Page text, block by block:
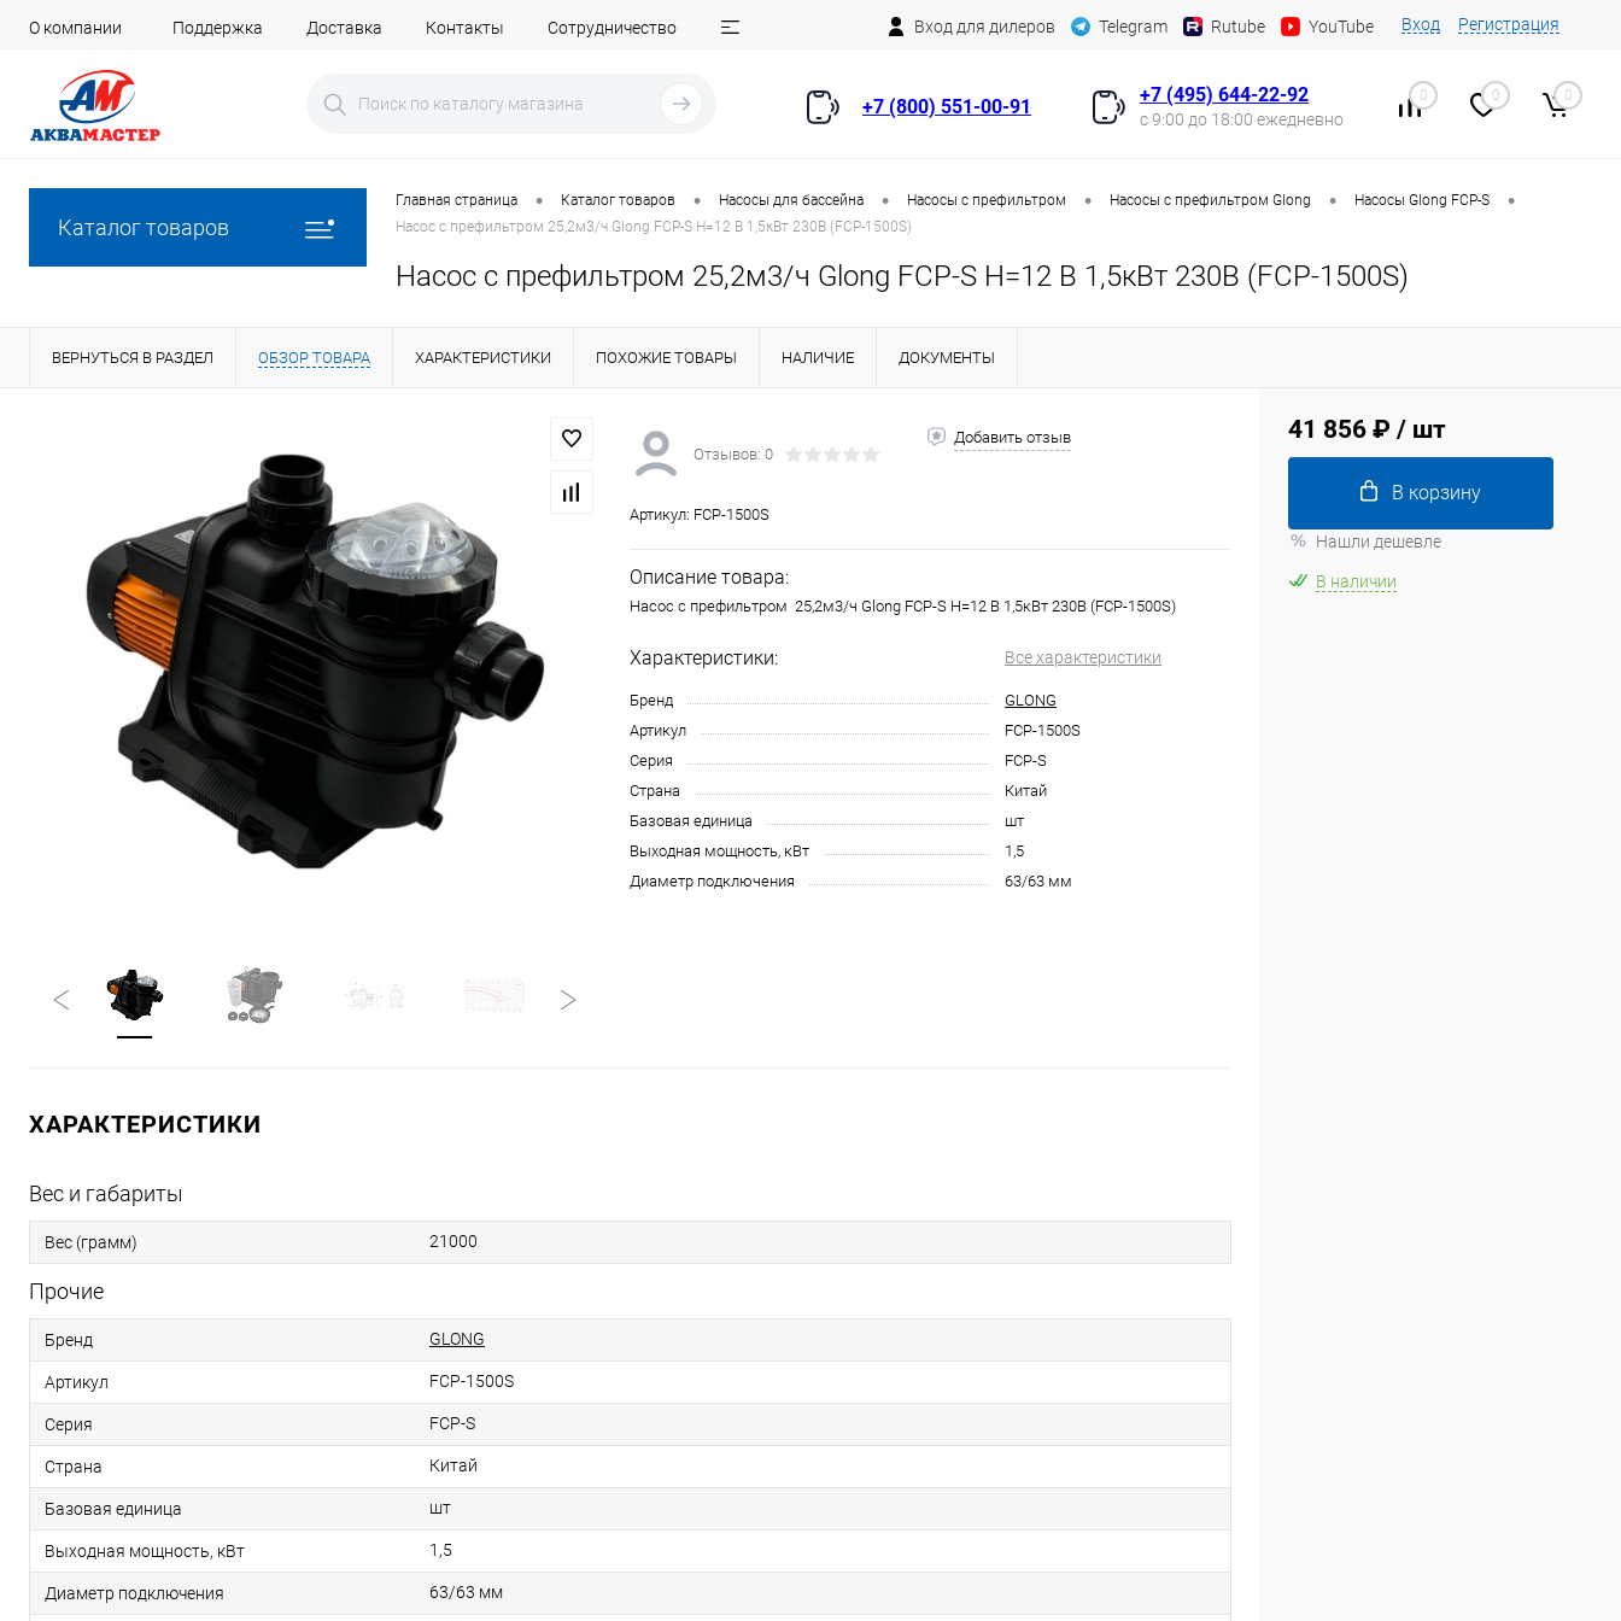
О компании Поддержка Доставка Контакты Сотрудничество Вход для дилеров Telegram Rutube YouTube Вход Регистрация
+7 (800) 551-00-91
+7 (495) 644-22-92
с 9:00 до 18:00 ежедневно
0 0 0
Каталог товаров
Главная страница • Каталог товаров • Насосы для бассейна • Насосы с префильтром • Насосы с префильтром Glong • Насосы Glong FCP-S •
Насос с префильтром 25,2м3/ч Glong FCP-S Н=12 В 1,5кВт 230В (FCP-1500S)
Насос с префильтром 25,2м3/ч Glong FCP-S Н=12 В 1,5кВт 230В (FCP-1500S)
ВЕРНУТЬСЯ В РАЗДЕЛ ОБЗОР ТОВАРА ХАРАКТЕРИСТИКИ ПОХОЖИЕ ТОВАРЫ НАЛИЧИЕ ДОКУМЕНТЫ
Отзывов: 0
Добавить отзыв
Артикул: FCP-1500S
Описание товара:
Насос с префильтром 25,2м3/ч Glong FCP-S Н=12 В 1,5кВт 230В (FCP-1500S)
Характеристики: Все характеристики
Бренд
GLONG
Артикул
FCP-1500S
Серия
FCP-S
Страна
Китай
Базовая единица
шт
Выходная мощность, кВт
1,5
Диаметр подключения
63/63 мм
ХАРАКТЕРИСТИКИ
Вес и габариты
Вес (грамм) 21000
Прочие
Бренд GLONG
Артикул FCP-1500S
Серия FCP-S
Страна Китай
Базовая единица шт
Выходная мощность, кВт 1,5
Диаметр подключения 63/63 мм
41 856 ₽ / шт
В корзину
Нашли дешевле
В наличии